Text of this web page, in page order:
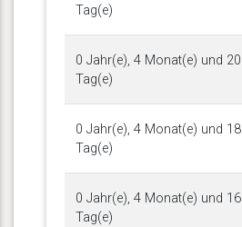
Tag(e)
0 Jahr(e), 4 Monat(e) und 20
Tag(e)
0 Jahr(e), 4 Monat(e) und 18
Tag(e)
0 Jahr(e), 4 Monat(e) und 16
Tag(e)